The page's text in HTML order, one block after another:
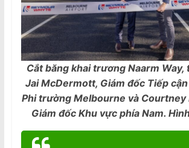
Cắt băng khai trương Naarm Way,
Jai McDermott, Giám đốc Tiếp
Phi trường Melbourne và Courtney
Giám đốc Khu vực phía Nam.